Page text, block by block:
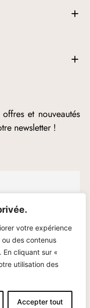
votre expérience
des contenus
En cliquant sur «
utilisation des
Accepter tout
et nouveautés
newsletter !